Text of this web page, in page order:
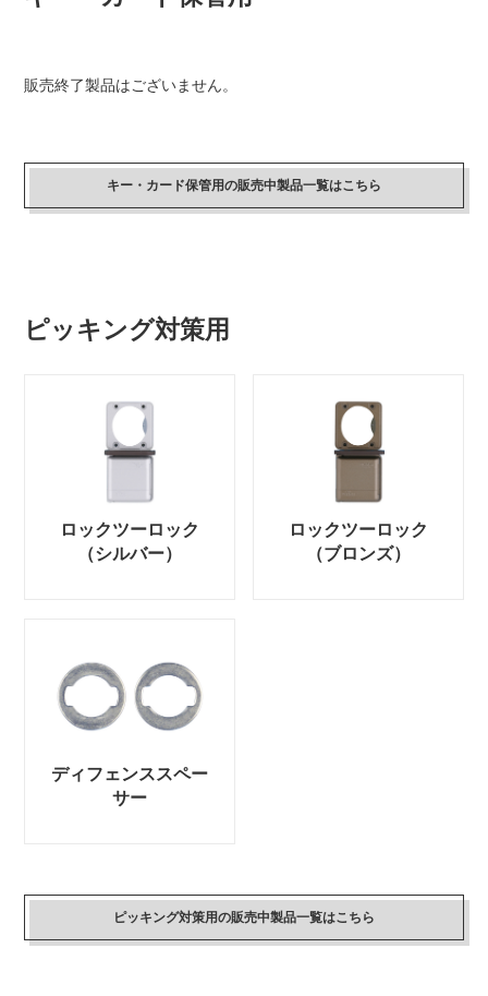
販売終了製品はございません。
キー・カード保管用の販売中製品一覧はこちら
ピッキング対策用
ロックツーロック
（シルバー）
ロックツーロック
（ブロンズ）
ディフェンススペー
サー
ピッキング対策用の販売中製品一覧はこちら